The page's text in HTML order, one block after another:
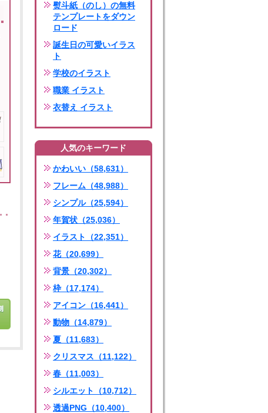
熨斗紙（のし）の無料
テンプレートをダウン
ロード
誕生日の可愛いイラス
ト
学校のイラスト
職業 イラスト
衣替え イラスト
人気のキーワード
かわいい（58,631）
フレーム（48,988）
シンプル（25,594）
年賀状（25,036）
イラスト（22,351）
花（20,699）
背景（20,302）
枠（17,174）
アイコン（16,441）
動物（14,879）
夏（11,683）
クリスマス（11,122）
春（11,003）
シルエット（10,712）
透過PNG（10,400）